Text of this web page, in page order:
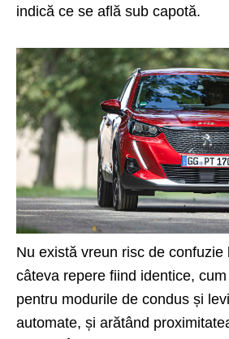
indică ce se află sub capotă.
Nu există vreun risc de confuzie
câteva repere fiind identice,
pentru modurile de condus și
automate, și arătând